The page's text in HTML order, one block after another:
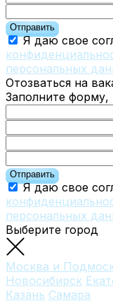
Отправить
Я даю свое
персональных
Отозваться на
Заполните
Отправить
Я даю свое
персональных
Выберите город
Москва и
Новосибирск
Казань Самара